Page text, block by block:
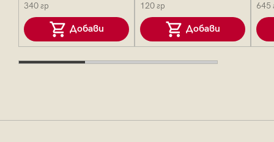
340 гр
Добави
120 гр
Добави
645